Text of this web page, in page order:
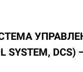
SYSTEM, DCS)